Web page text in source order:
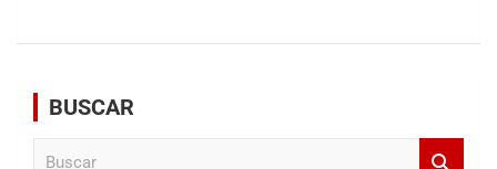
BUSCAR